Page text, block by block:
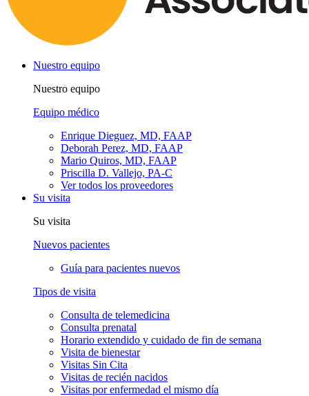
Nuestro equipo
Nuestro equipo
Equipo médico
Enrique Dieguez, MD, FAAP
Deborah Perez, MD, FAAP
Mario Quiros, MD, FAAP
Priscilla D. Vallejo, PA-C
Ver todos los proveedores
Su visita
Su visita
Nuevos pacientes
Guía para pacientes nuevos
Tipos de visita
Consulta de telemedicina
Consulta prenatal
Horario extendido y cuidado de fin de semana
Visita de bienestar
Visitas Sin Cita
Visitas de recién nacidos
Visitas por enfermedad el mismo día